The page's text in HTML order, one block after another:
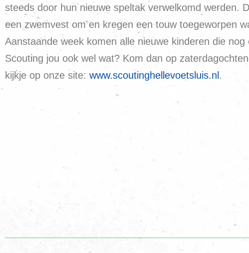
steeds door hun nieuwe speltak verwelkomd werden.
een zwemvest om en kregen een touw toegeworpen
Aanstaande week komen alle nieuwe kinderen die
Scouting jou ook wel wat? Kom dan op
kijkje op onze site:www.scoutinghellevoetsluis.nl .